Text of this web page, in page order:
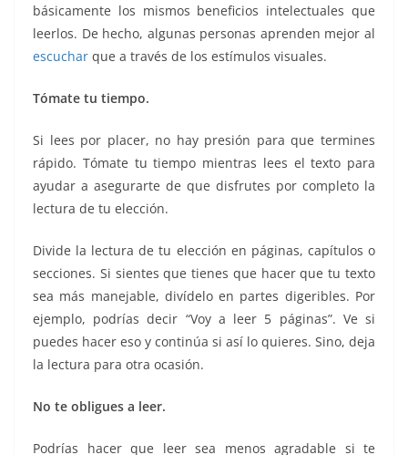
básicamente los mismos beneficios intelectuales que
leerlos. De hecho, algunas personas aprenden mejor al
escuchar que a través de los estímulos visuales.
Tómate tu tiempo.
Si lees por placer, no hay presión para que termines
rápido. Tómate tu tiempo mientras lees el texto para
ayudar a asegurarte de que disfrutes por completo la
lectura de tu elección.
Divide la lectura de tu elección en páginas, capítulos o
secciones. Si sientes que tienes que hacer que tu texto
sea más manejable, divídelo en partes digeribles. Por
ejemplo, podrías decir “Voy a leer 5 páginas”. Ve si
puedes hacer eso y continúa si así lo quieres. Sino, deja
la lectura para otra ocasión.
No te obligues a leer.
Podrías hacer que leer sea menos agradable si te